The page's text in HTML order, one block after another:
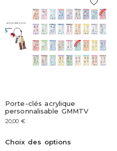
Porte-clés acrylique
personnalisable GMMTV
20,00 €
Choix des options